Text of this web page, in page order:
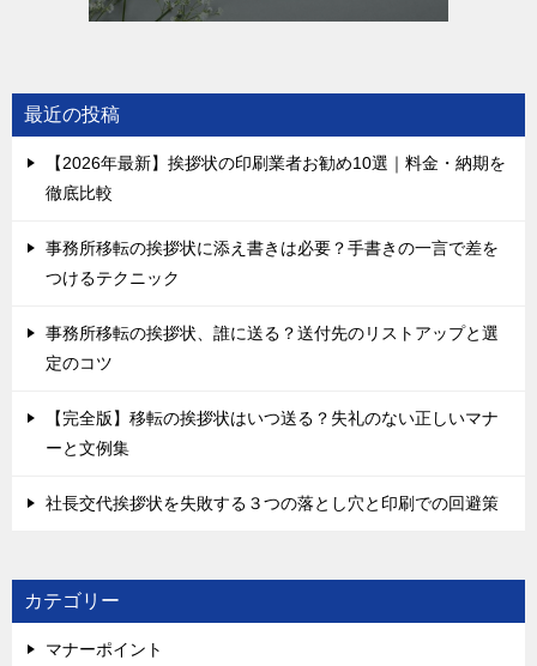
最近の投稿
【2026年最新】挨拶状の印刷業者お勧め10選｜料金・納期を
徹底比較
事務所移転の挨拶状に添え書きは必要？手書きの一言で差を
つけるテクニック
事務所移転の挨拶状、誰に送る？送付先のリストアップと選
定のコツ
【完全版】移転の挨拶状はいつ送る？失礼のない正しいマナ
ーと文例集
社長交代挨拶状を失敗する３つの落とし穴と印刷での回避策
カテゴリー
マナーポイント